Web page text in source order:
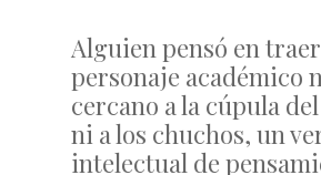
Alguien pensó en
personaje académico
cercano a la cúpula
ni a los chuchos, un
intelectual de